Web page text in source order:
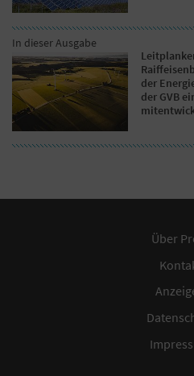
In dieser Ausgabe
der
der GVB
Über